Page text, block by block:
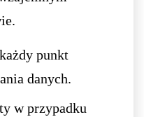
punkt
danych.
w przypadku